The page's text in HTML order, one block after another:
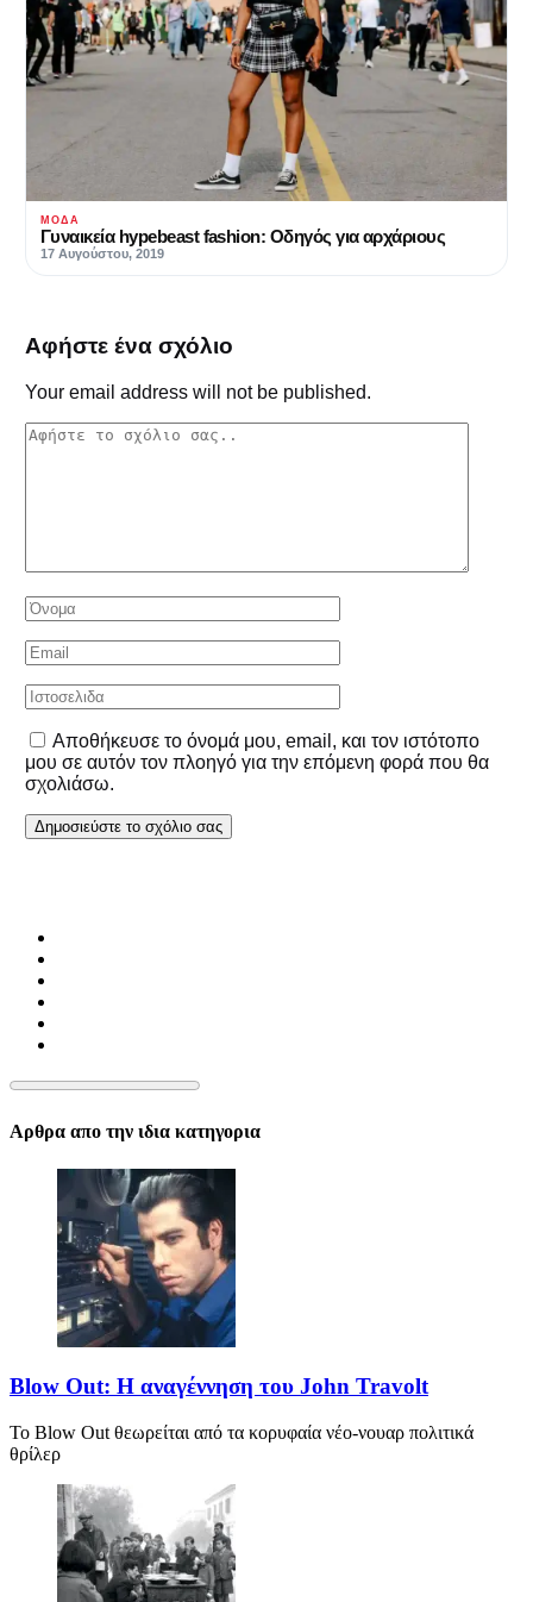
ΜΌΔΑ
Γυναικεία hypebeast fashion: Οδηγός για αρχάριους
17 Αυγούστου, 2019
Αφήστε ένα σχόλιο
Your email address will not be published.
Αποθήκευσε το όνομά μου, email, και τον ιστότοπο
μου σε αυτόν τον πλοηγό για την επόμενη φορά που θα
σχολιάσω.
Αρθρα απο την ιδια κατηγορια
Blow Out: Η αναγέννηση του John Travolt
Το Blow Out θεωρείται από τα κορυφαία νέο-νουαρ πολιτικά
θρίλερ